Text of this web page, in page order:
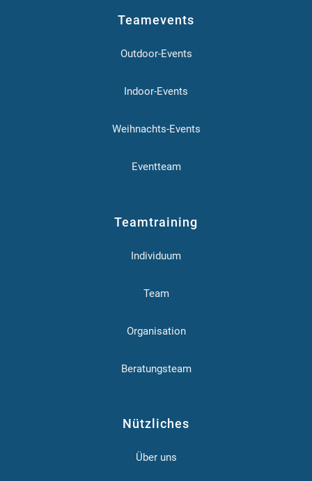
Teamevents
Outdoor-Events
Indoor-Events
Weihnachts-Events
Eventteam
Teamtraining
Individuum
Team
Organisation
Beratungsteam
Nützliches
Über uns